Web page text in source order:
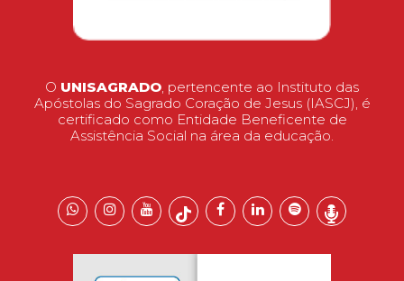
O UNISAGRADO , pertencente ao Instituto das
Apóstolas do Sagrado Coração de Jesus (IASCJ), é
certificado como Entidade Beneficente de
Assistência Social na área da educação.